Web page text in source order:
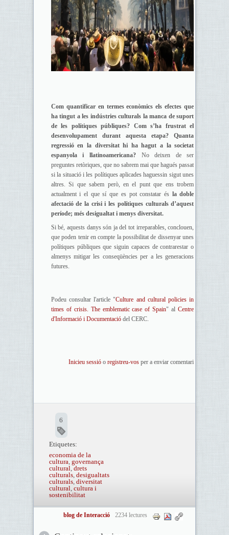
Com quantificar en termes econòmics els efectes que
ha tingut a les indústries culturals la manca de suport
de les polítiques públiques? Com s’ha frustrat el
desenvolupament durant aquesta etapa? Quanta
regressió en la diversitat hi ha hagut a la societat
espanyola i llatinoamericana?No deixen de ser
preguntes retòriques, que no sabrem mai que hagués passat
si la situació i les polítiques aplicades haguessin sigut unes
altres. Si que sabem però, en el punt que ens trobem
actualment i el que sí que es pot constatar és la doble
afectació de la crisi i les polítiques culturals d’aquest
període; més desigualtat i menys diversitat.
Si bé, aquests danys són ja del tot irreparables, conclouen,
que poden tenir en compte la possibilitat de dissenyar unes
polítiques públiques que siguin capaces de contrarestar o
almenys mitigar les conseqüències per a les generacions
futures.
Podeu consultar l'article "Culture and cultural policies in
times of crisis. The emblematic case of Spain" alCentre
d'Informació i Documentació del CERC.
Inicieu sessióoregistreu-vosper a enviar comentari
6
Etiquetes:
economia de la
cultura, governança
cultural, drets
culturals, desigualtats
culturals, diversitat
cultural, cultura i
sostenibilitat
blog de Interacció 2234 lectures